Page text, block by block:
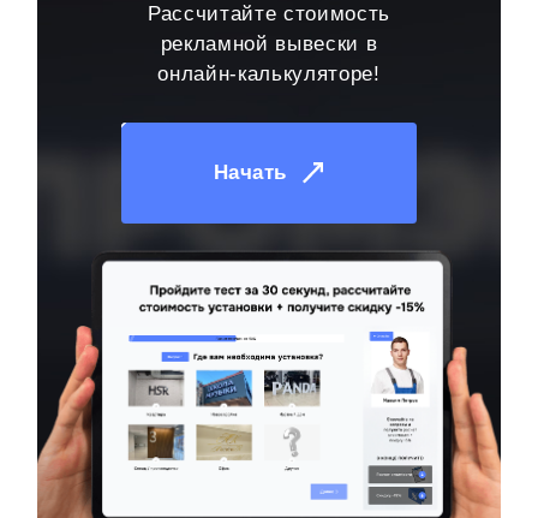
Рассчитайте стоимость
рекламной вывески в
онлайн-калькуляторе!
Начать